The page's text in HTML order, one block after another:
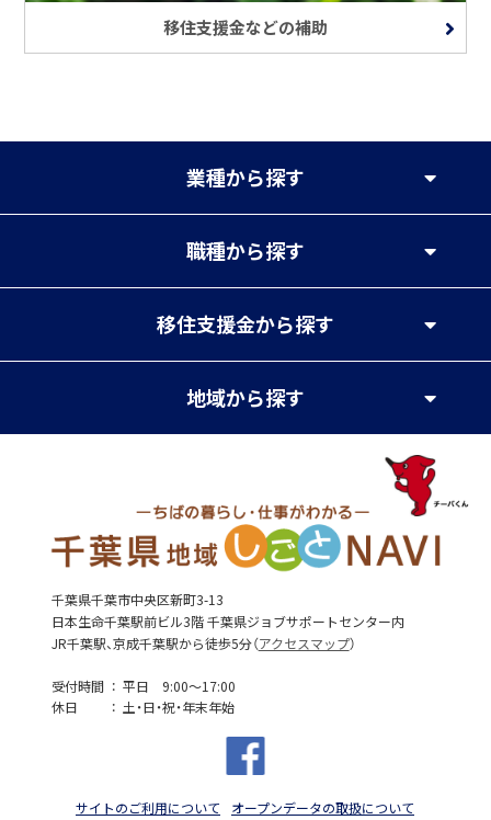
移住支援金などの補助
業種から探す
職種から探す
移住支援金から探す
地域から探す
千葉県千葉市中央区新町3-13
日本生命千葉駅前ビル3階 千葉県ジョブサポートセンター内
JR千葉駅、京成千葉駅から徒歩5分（アクセスマップ）
受付時間
平日 9:00～17:00
休日
土・日・祝・年末年始
サイトのご利用について オープンデータの取扱について